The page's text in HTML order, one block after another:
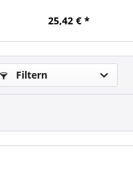
ALL1688PC***used*** B-
25,42 € *
Filtern